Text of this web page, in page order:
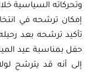
وتحركاته السياسية
تأكيد ترشحه بعد